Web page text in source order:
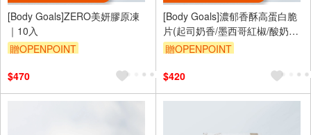
[Body Goals]ZERO美妍膠原凍
｜10入
贈OPENPOINT
$470
[Body Goals]濃郁香酥高蛋白脆
片(起司奶香/墨西哥紅椒/酸奶洋
蔥) 10入/20入
贈OPENPOINT
$420